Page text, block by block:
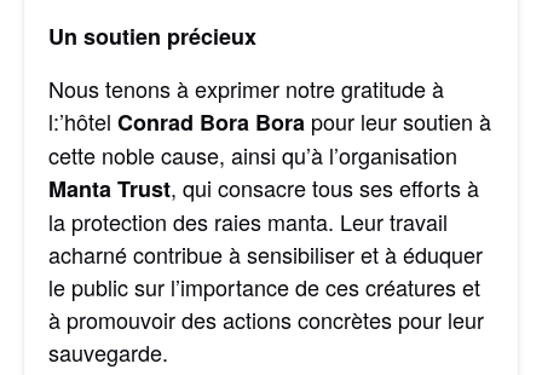
Un soutien précieux
Nous tenons à exprimer notre gratitude à
l:’hôtel Conrad Bora Bora pour leur soutien à
cette noble cause, ainsi qu’à l’organisation
Manta Trust, qui consacre tous ses efforts à
la protection des raies manta. Leur travail
acharné contribue à sensibiliser et à éduquer
le public sur l’importance de ces créatures et
à promouvoir des actions concrètes pour leur
sauvegarde.